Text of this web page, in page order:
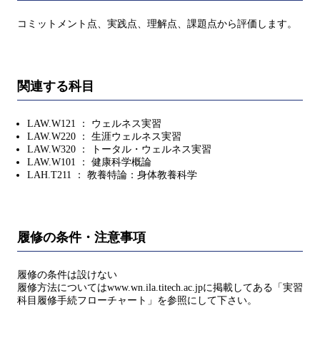
コミットメント点、実践点、理解点、課題点から評価します。
関連する科目
LAW.W121 ： ウェルネス実習
LAW.W220 ： 生涯ウェルネス実習
LAW.W320 ： トータル・ウェルネス実習
LAW.W101 ： 健康科学概論
LAH.T211 ： 教養特論：身体教養科学
履修の条件・注意事項
履修の条件は設けない
履修方法についてはwww.wn.ila.titech.ac.jpに掲載してある「実習
科目履修手続フローチャート」を参照にして下さい。